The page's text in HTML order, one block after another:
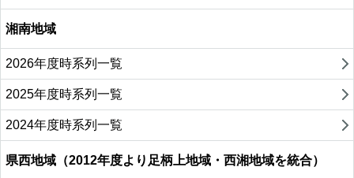
湘南地域
2026年度時系列一覧
2025年度時系列一覧
2024年度時系列一覧
県西地域（2012年度より足柄上地域・西湘地域を統合）